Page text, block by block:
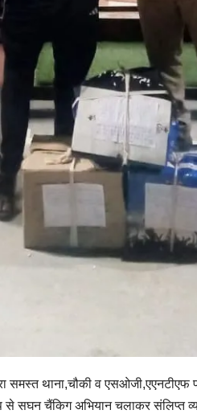
समस्त थाना,चौकी व एसओजी,एएनटीएफ
चैंकिग अभियान चलाकर संलिप्त